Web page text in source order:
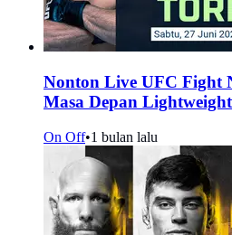
Nonton Live UFC Fight
Masa Depan
On Off•1 bulan lalu